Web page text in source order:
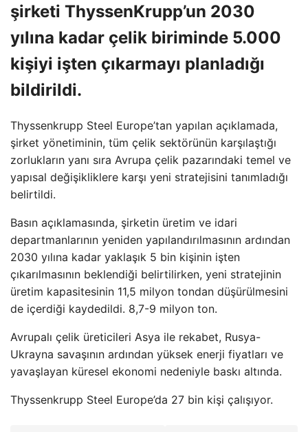
şirketi ThyssenKrupp’un 2030
yılına kadar çelik biriminde 5.000
kişiyi işten çıkarmayı planladığı
bildirildi.
Thyssenkrupp Steel Europe’tan yapılan açıklamada,
şirket yönetiminin, tüm çelik sektörünün karşılaştığı
zorlukların yanı sıra Avrupa çelik pazarındaki temel ve
yapısal değişikliklere karşı yeni stratejisini tanımladığı
belirtildi.
Basın açıklamasında, şirketin üretim ve idari
departmanlarının yeniden yapılandırılmasının ardından
2030 yılına kadar yaklaşık 5 bin kişinin işten
çıkarılmasının beklendiği belirtilirken, yeni stratejinin
üretim kapasitesinin 11,5 milyon tondan düşürülmesini
de içerdiği kaydedildi. 8,7-9 milyon ton.
Avrupalı ​​çelik üreticileri Asya ile rekabet, Rusya-
Ukrayna savaşının ardından yüksek enerji fiyatları ve
yavaşlayan küresel ekonomi nedeniyle baskı altında.
Thyssenkrupp Steel Europe’da 27 bin kişi çalışıyor.